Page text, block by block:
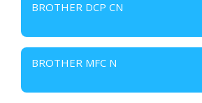
BROTHER DCP CN
BROTHER MFC N